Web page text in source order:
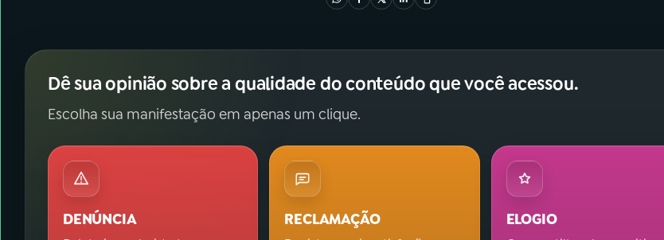
Dê sua opinião sobre a qualidade do conteúdo que você acessou.
Escolha sua manifestação em apenas um clique.
DENÚNCIA RECLAMAÇÃO ELOGIO